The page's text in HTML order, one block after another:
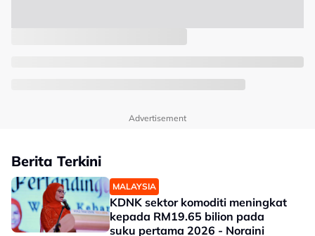
Advertisement
Berita Terkini
MALAYSIA
KDNK sektor komoditi meningkat
kepada RM19.65 bilion pada
suku pertama 2026 - Noraini